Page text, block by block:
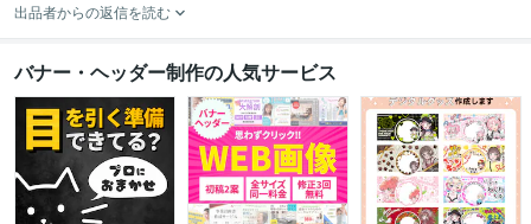
出品者からの返信を読む
バナー・ヘッダー制作の人気サービス